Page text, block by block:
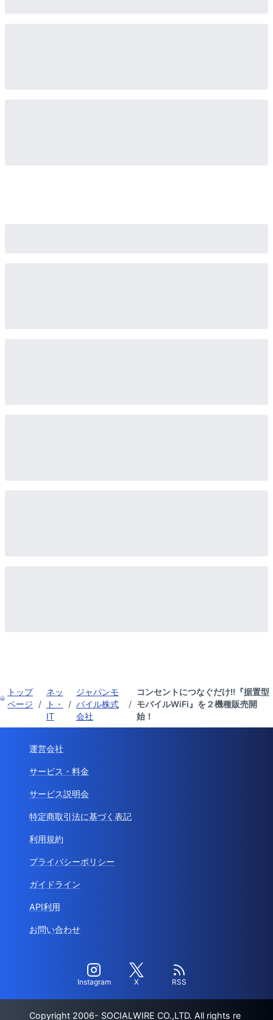
トップ
ページ
/
ネッ
ト・
IT
/
ジャパンモ
バイル株式
会社
/
コンセントにつなぐだけ!!『据置型
モバイルWiFi』を２機種販売開
始！
運営会社
サービス・料金
サービス説明会
特定商取引法に基づく表記
利用規約
プライバシーポリシー
ガイドライン
API利用
お問い合わせ
Instagram X RSS
Copyright 2006- SOCIALWIRE CO.,LTD. All rights re